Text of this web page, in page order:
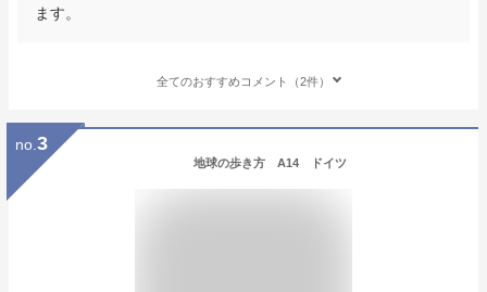
ます。
全てのおすすめコメント（2件）
no. 3
地球の歩き方 A14 ドイツ